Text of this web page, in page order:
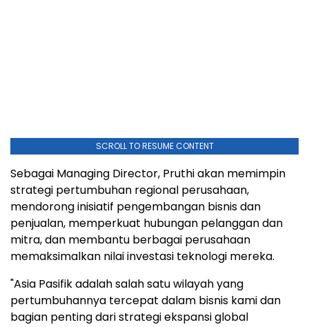
SCROLL TO RESUME CONTENT
Sebagai Managing Director, Pruthi akan memimpin
strategi pertumbuhan regional perusahaan,
mendorong inisiatif pengembangan bisnis dan
penjualan, memperkuat hubungan pelanggan dan
mitra, dan membantu berbagai perusahaan
memaksimalkan nilai investasi teknologi mereka.
"Asia Pasifik adalah salah satu wilayah yang
pertumbuhannya tercepat dalam bisnis kami dan
bagian penting dari strategi ekspansi global